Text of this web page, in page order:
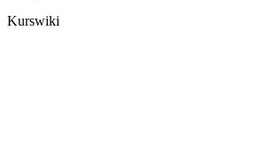
Kurswiki